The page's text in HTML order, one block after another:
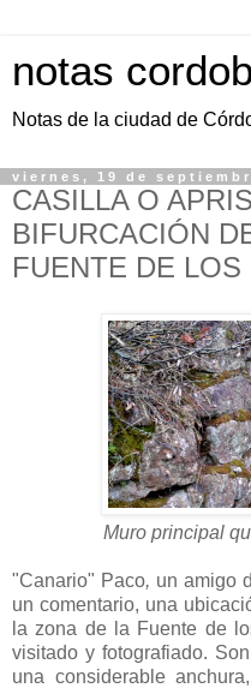
notas
Notas de la ciudad de
viernes, 19 de
CASILLA O
BIFURCACIÓN
FUENTE DE LOS
Muro principal
"Canario" Paco, un amigo
un comentario, una
la zona de la Fuente de
visitado y fotografiado.
una considerable